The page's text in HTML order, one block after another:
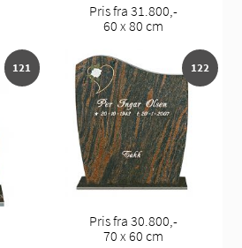
Pris fra 31.800,-
60 x 80 cm
121 122
Pris fra 30.800,-
70 x 60 cm